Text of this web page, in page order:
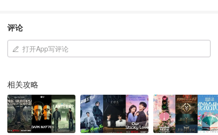
评论
打开App写评论
相关攻略